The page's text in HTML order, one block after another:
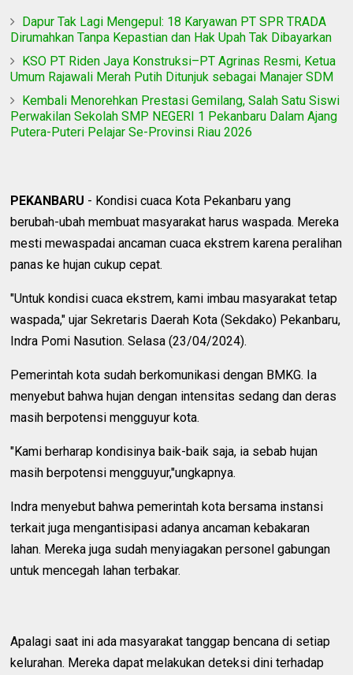
Dapur Tak Lagi Mengepul: 18 Karyawan PT SPR TRADA
Dirumahkan Tanpa Kepastian dan Hak Upah Tak Dibayarkan
KSO PT Riden Jaya Konstruksi–PT Agrinas Resmi, Ketua
Umum Rajawali Merah Putih Ditunjuk sebagai Manajer SDM
Kembali Menorehkan Prestasi Gemilang, Salah Satu Siswi
Perwakilan Sekolah SMP NEGERI 1 Pekanbaru Dalam Ajang
Putera-Puteri Pelajar Se-Provinsi Riau 2026
PEKANBARU - Kondisi cuaca Kota Pekanbaru yang
berubah-ubah membuat masyarakat harus waspada. Mereka
mesti mewaspadai ancaman cuaca ekstrem karena peralihan
panas ke hujan cukup cepat.
"Untuk kondisi cuaca ekstrem, kami imbau masyarakat tetap
waspada," ujar Sekretaris Daerah Kota (Sekdako) Pekanbaru,
Indra Pomi Nasution. Selasa (23/04/2024).
Pemerintah kota sudah berkomunikasi dengan BMKG. Ia
menyebut bahwa hujan dengan intensitas sedang dan deras
masih berpotensi mengguyur kota.
"Kami berharap kondisinya baik-baik saja, ia sebab hujan
masih berpotensi mengguyur,"ungkapnya.
Indra menyebut bahwa pemerintah kota bersama instansi
terkait juga mengantisipasi adanya ancaman kebakaran
lahan. Mereka juga sudah menyiagakan personel gabungan
untuk mencegah lahan terbakar.
Apalagi saat ini ada masyarakat tanggap bencana di setiap
kelurahan. Mereka dapat melakukan deteksi dini terhadap